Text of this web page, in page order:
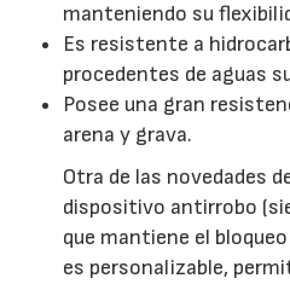
manteniendo su
Es resistente a
procedentes de aguas
Posee una gran
arena y grava.
Otra de las novedades
dispositivo antirrobo
que mantiene el
es personalizable,